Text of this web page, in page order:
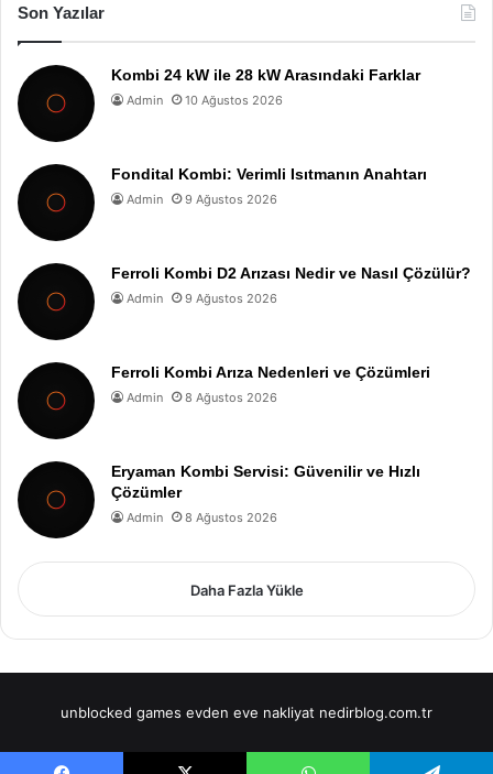
Son Yazılar
Kombi 24 kW ile 28 kW Arasındaki Farklar
Admin 10 Ağustos 2026
Fondital Kombi: Verimli Isıtmanın Anahtarı
Admin 9 Ağustos 2026
Ferroli Kombi D2 Arızası Nedir ve Nasıl Çözülür?
Admin 9 Ağustos 2026
Ferroli Kombi Arıza Nedenleri ve Çözümleri
Admin 8 Ağustos 2026
Eryaman Kombi Servisi: Güvenilir ve Hızlı
Çözümler
Admin 8 Ağustos 2026
Daha Fazla Yükle
unblocked games evden eve nakliyat nedirblog.com.tr